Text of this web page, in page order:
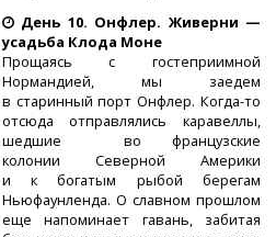
День 10. Онфлер. Живерни —
усадьба Клода Моне
Прощаясь с гостеприимной
Нормандией, мы заедем
в старинный порт Онфлер.Когда-то
отсюда отправлялись каравеллы,
шедшие во французские
колонии Северной Америки
и к богатым рыбой берегам
Ньюфаунленда. О славном прошлом
еще напоминает гавань, забитая